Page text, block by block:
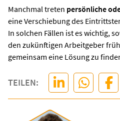
Manchmal treten persönliche
eine Verschiebung des
In solchen Fällen ist es wichtig,
den zukünftigen Arbeitgeber
gemeinsam eine Lösung zu
TEILEN: